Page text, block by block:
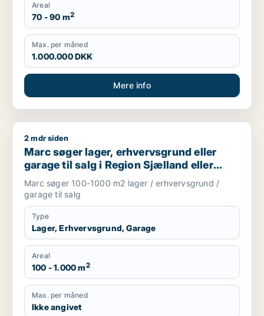
Areal
70 - 90 m2
Max. per måned
1.000.000 DKK
Mere info
Marc søger lager, erhvervsgrund eller garage til salg i
2 mdr siden
Marc søger lager, erhvervsgrund eller
garage til salg i Region Sjælland eller
Nordsjælland
Marc søger 100-1000 m2 lager / erhvervsgrund /
garage til salg
Type
Lager, Erhvervsgrund, Garage
Areal
100 - 1.000 m2
Max. per måned
Ikke angivet